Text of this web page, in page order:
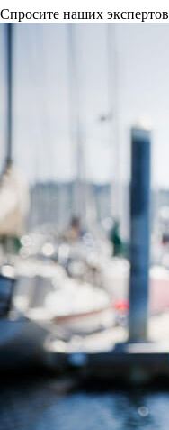
Спросите наших экспертов